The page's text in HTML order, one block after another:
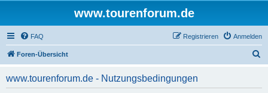
www.tourenforum.de
FAQ Anmelden
Registrieren
Foren-Übersicht
www.tourenforum.de - Nutzungsbedingungen